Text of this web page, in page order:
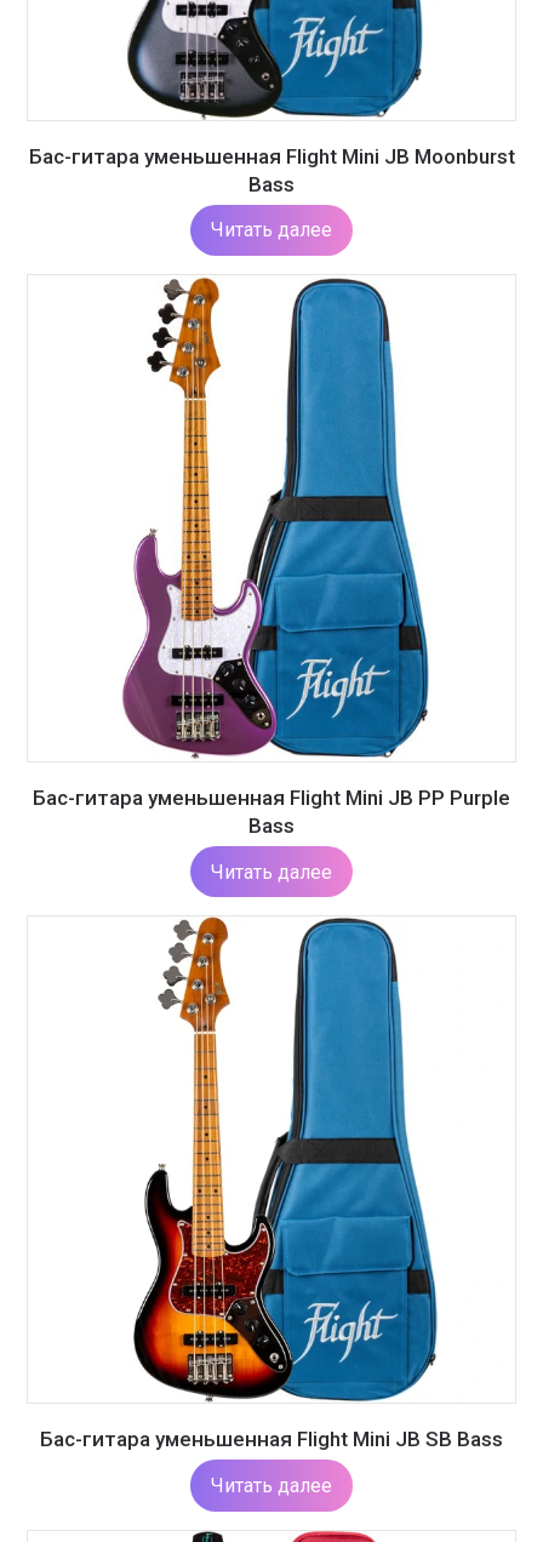
Бас-гитара уменьшенная Flight Mini JB Moonburst
Bass
Читать далее
Бас-гитара уменьшенная Flight Mini JB PP Purple
Bass
Читать далее
Бас-гитара уменьшенная Flight Mini JB SB Bass
Читать далее